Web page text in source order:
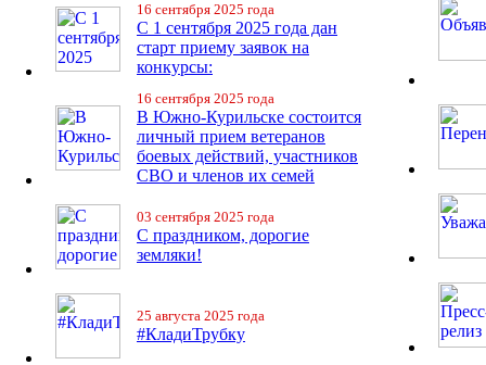
16 сентября 2025 года
С 1 сентября 2025 года дан
старт приему заявок на
конкурсы:
16 сентября 2025 года
В Южно-Курильске состоится
личный прием ветеранов
боевых действий, участников
СВО и членов их семей
03 сентября 2025 года
С праздником, дорогие
земляки!
25 августа 2025 года
#КладиТрубку